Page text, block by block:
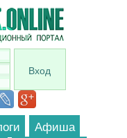
Вход
Афиша